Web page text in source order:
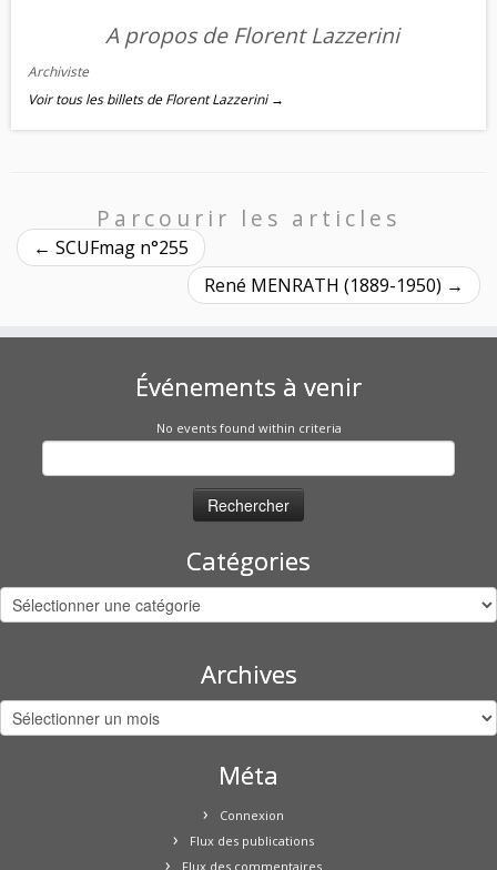
A propos de Florent Lazzerini
Archiviste
Voir tous les billets de Florent Lazzerini →
Parcourir les articles
← SCUFmag n°255
René MENRATH (1889-1950) →
Événements à venir
No events found within criteria
Catégories
Catégories
Archives
Archives
Méta
Connexion
Flux des publications
Flux des commentaires